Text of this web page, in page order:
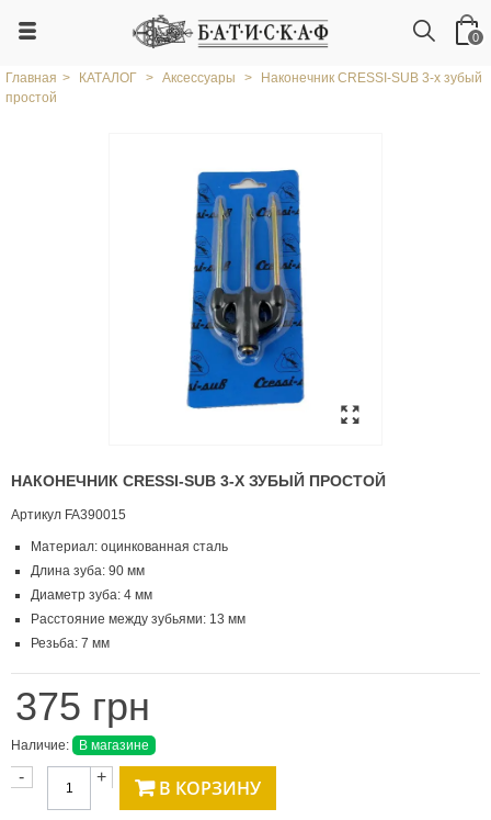
0
Главная > КАТАЛОГ > Аксессуары >
Наконечник CRESSI-SUB 3-х зубый
простой
НАКОНЕЧНИК CRESSI-SUB 3-Х ЗУБЫЙ ПРОСТОЙ
Артикул FA390015
Материал: оцинкованная сталь
Длина зуба: 90 мм
Диаметр зуба: 4 мм
Расстояние между зубьями: 13 мм
Резьба: 7 мм
375 грн
Наличие: В магазине
- + В КОРЗИНУ